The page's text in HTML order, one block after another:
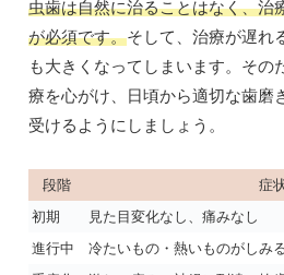
虫歯は自然に治ることはなく、治
が必須です。そして、治療が遅れ
も大きくなってしまいます。その
療を心がけ、日頃から適切な歯磨
受けるようにしましょう。
段階
症
初期
見た目変化なし、痛みなし
進行中
冷たいもの・熱いものがしみ